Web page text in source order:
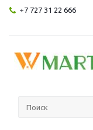
+7 727 31 22 666